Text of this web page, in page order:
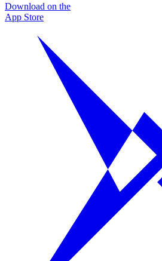
Download on the
App Store